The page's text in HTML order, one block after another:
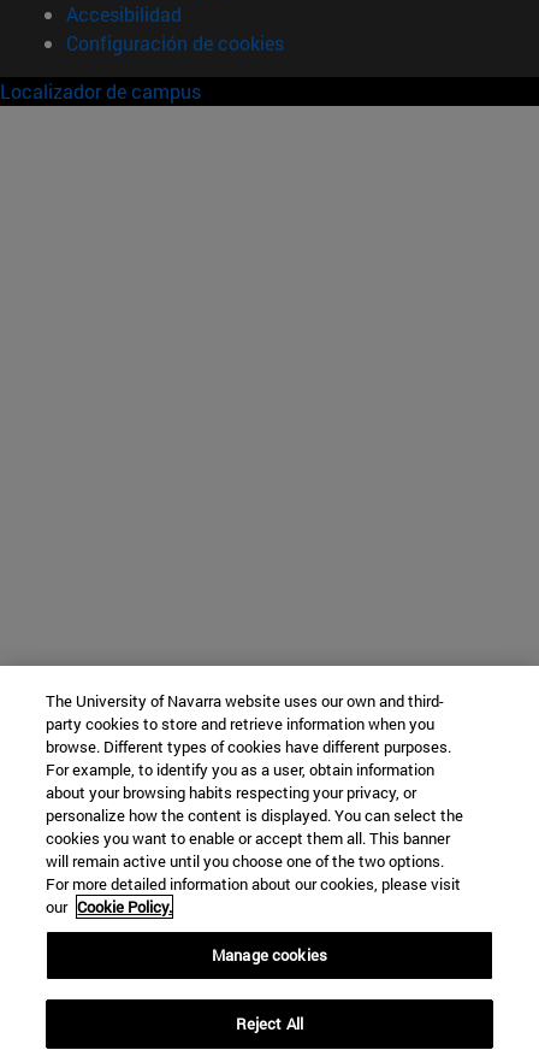
Accesibilidad
Configuración de cookies
Localizador de campus
The University of Navarra website uses our own and third-
party cookies to store and retrieve information when you
browse. Different types of cookies have different purposes.
For example, to identify you as a user, obtain information
about your browsing habits respecting your privacy, or
personalize how the content is displayed. You can select the
cookies you want to enable or accept them all. This banner
will remain active until you choose one of the two options.
For more detailed information about our cookies, please visit
our Cookie Policy.
Manage cookies
Reject All